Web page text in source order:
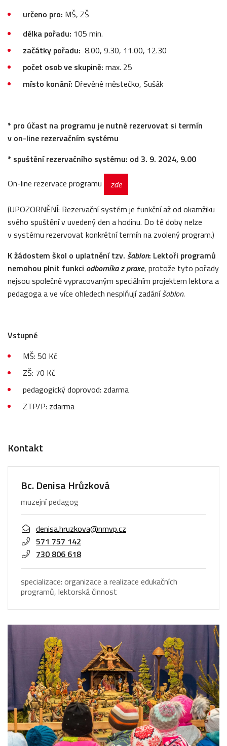
určeno pro: MŠ, ZŠ
délka pořadu: 105 min.
začátky pořadu: 8.00, 9.30, 11.00, 12.30
počet osob ve skupině: max. 25
místo konání: Dřevěné městečko, Sušák
* pro účast na programu je nutné rezervovat si termín
v on-line rezervačním systému
* spuštění rezervačního systému: od 3. 9. 2024, 9.00
On-line rezervace programu
zde
(UPOZORNĚNÍ: Rezervační systém je funkční až od okamžiku
svého spuštění v uvedený den a hodinu. Do té doby nelze
v systému rezervovat konkrétní termín na zvolený program.)
Kžádostem škol o uplatněnítzv. šablon: Lektoři programů
nemohou plnit funkci odborníka zpraxe, protože tyto pořady
nejsou společně vypracovaným speciálním projektem lektora a
pedagoga a ve více ohledech nesplňují zadáníšablon.
Vstupné
MŠ: 50 Kč
ZŠ: 70 Kč
pedagogický doprovod: zdarma
ZTP/P: zdarma
Kontakt
Bc. Denisa Hrůzková
muzejní pedagog
denisa.hruzkova@nmvp.cz
571 757 142
730 806 618
specializace: organizace a realizace edukačních
programů, lektorská činnost